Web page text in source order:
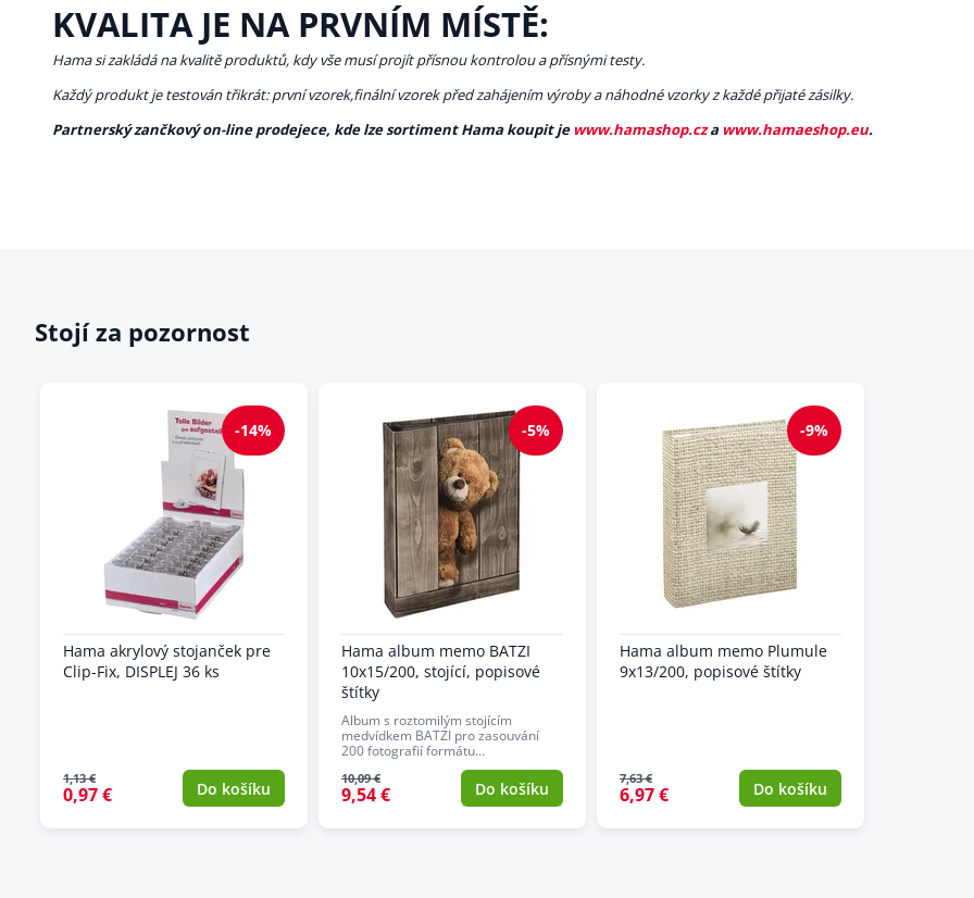
KVALITA JE NA PRVNÍM MÍSTĚ:
Hama si zakládá na kvalitě produktů, kdy vše musí projít přísnou kontrolou a přísnými testy.
Každý produkt je testován třikrát: první vzorek,finální vzorek před zahájením výroby a náhodné vzorky z každé přijaté zásilky.
Partnerský zančkový on-line prodejece, kde lze sortiment Hama koupit je www.hamashop.cza www.hamaeshop.eu.
Stojí za pozornost
-14%
Hama akrylový stojanček pre
Clip-Fix, DISPLEJ 36 ks
1,13 €
0,97 € Do košíku
-5%
Hama album memo BATZI
10x15/200, stojící, popisové
štítky
Album s roztomilým stojícím
medvídkem BATZI pro zasouvání
200 fotografií formátu…
10,09 €
9,54 € Do košíku
-9%
Hama album memo Plumule
9x13/200, popisové štítky
7,63 €
6,97 € Do košíku